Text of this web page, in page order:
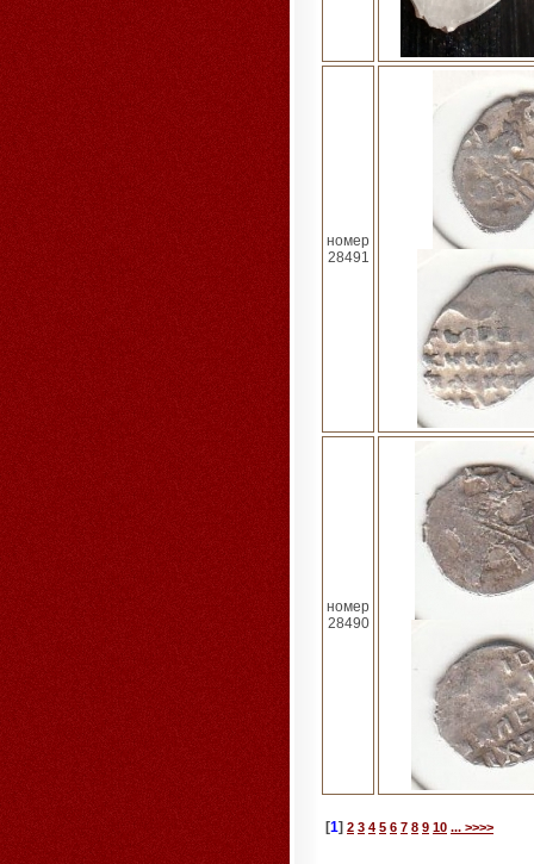
номер
28491
номер
28490
[1] 2 3 4 5 6 7 8 9 10 ... >>>>